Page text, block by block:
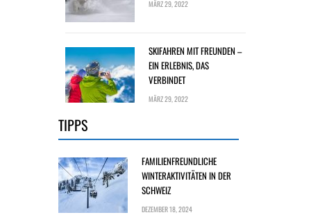
MÄRZ 29, 2022
SKIFAHREN MIT FREUNDEN –
EIN ERLEBNIS, DAS
VERBINDET
MÄRZ 29, 2022
TIPPS
FAMILIENFREUNDLICHE
WINTERAKTIVITÄTEN IN DER
SCHWEIZ
DEZEMBER 18, 2024